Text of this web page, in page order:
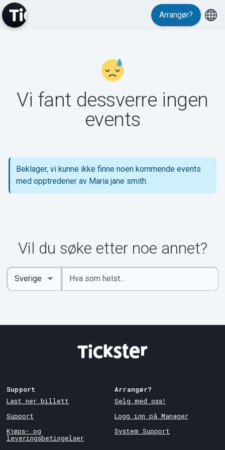
Support
Om Tickster
Arrangør?
Vi fant dessverre ingen
events
Beklager, vi kunne ikke finne noen kommende events
med opptredener av Maria jane smith.
Vil du søke etter noe annet?
Angi
nøkkelord
Select
Country
Support
Last ner billett
Support
Kjøps- og
leveringsbetingelser
Arrangør?
Selg med oss!
Logg inn på Manager
System Support